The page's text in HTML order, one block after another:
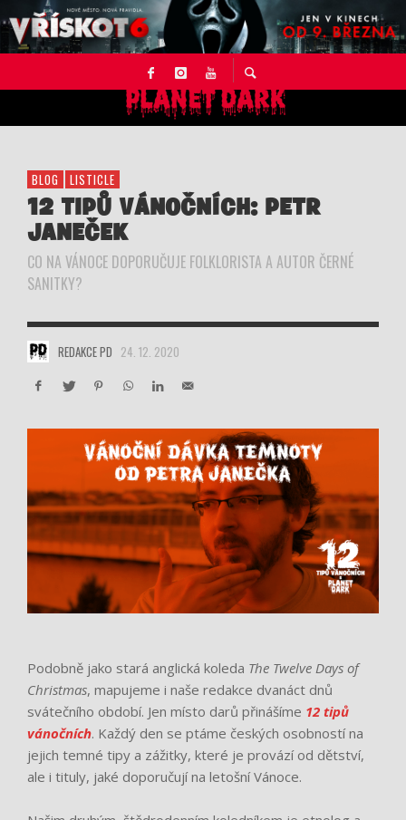
BLOG LISTICLE
12 TIPŮ VÁNOČNÍCH: PETR
JANEČEK
CO NA VÁNOCE DOPORUČUJE FOLKLORISTA A AUTOR ČERNÉ
SANITKY?
REDAKCE PD 24. 12. 2020
Podobně jako stará anglická koleda The Twelve Days of
Christmas, mapujeme i naše redakce dvanáct dnů
svátečního období. Jen místo darů přinášíme 12 tipů
vánočních. Každý den se ptáme českých osobností na
jejich temné tipy a zážitky, které je provází od dětství,
ale i tituly, jaké doporučují na letošní Vánoce.